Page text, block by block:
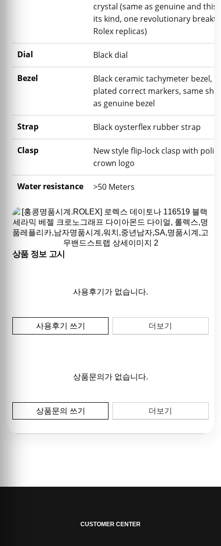
crystal (same as genuine and this
its kind, one revolutionary
Rolex replicas)
Dial Black dial
Bezel
Black ceramic tachymeter bezel,
plated correct markers, same
as genuine bezel
Strap Black oysterflex rubber strap
Clasp
New style flip-lock clasp with
crown logo
Water resistance >50 Meters
상품 정보 고시
사용후기가 없습니다.
사용후기 쓰기 더보기
상품문의가 없습니다.
상품문의 쓰기 더보기
CUSTOMER CENTER